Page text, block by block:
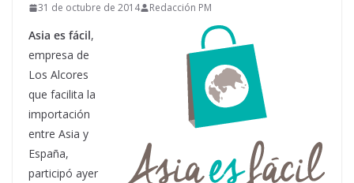
31 de octubre de 2014 Redacción PM
Asia es fácil,
empresa de
Los Alcores
que facilita la
importación
entre Asia y
España,
participó ayer